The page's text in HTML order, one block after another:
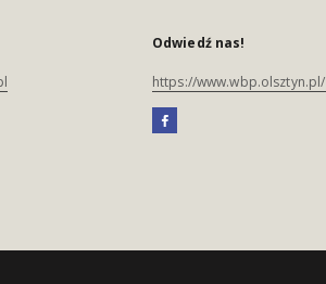
Odwiedź nas!
https://www.wbp.olsztyn.pl/